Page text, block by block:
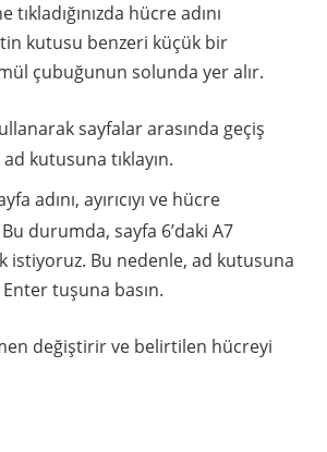
hücre adını
kutusu benzeri küçük bir
çubuğunun solunda yer alır.
sayfalar arasında geçiş
kutusuna tıklayın.
adını, ayırıcıyı ve hücre
durumda, sayfa 6’daki A7
istiyoruz. Bu nedenle, ad kutusuna
tuşuna basın.
değiştirir ve belirtilen hücreyi